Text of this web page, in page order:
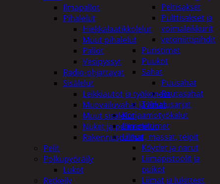
Peltisakset
Pulttisakset ja
voimaleikkurit
vetoniittipihdit
Puristimet
Puukot
Sahat
Puusahat
Rautasahat
Työkalusarjat
Korjaamotyökalut
Lämmittimet
Liimat, massat, teipit
Köydet ja narut
Liimapistoolit ja
puikot
Liimat ja lukitteet
Ilmapallot
Pihalelut
Hiekkalaatikkolelut
Muut pihalelut
Pallot
Vesipyssyt
Radio-ohjattavat
Sisälelut
Leikkiautot ja työkoneet
Muovailuvahat ja limat
Muut sisälelut
Nuket ja pehmolelut
Rakennuspalikat
Pelit
Polkupyöräily
Lukot
Retkeily